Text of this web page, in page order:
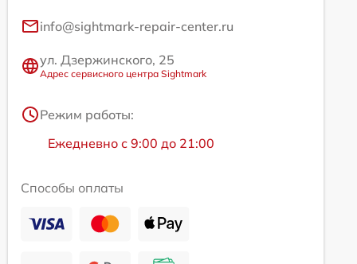
info@sightmark-repair-center.ru
ул. Дзержинского, 25
Адрес сервисного центра Sightmark
Режим работы:
Ежедневно с 9:00 до 21:00
Способы оплаты